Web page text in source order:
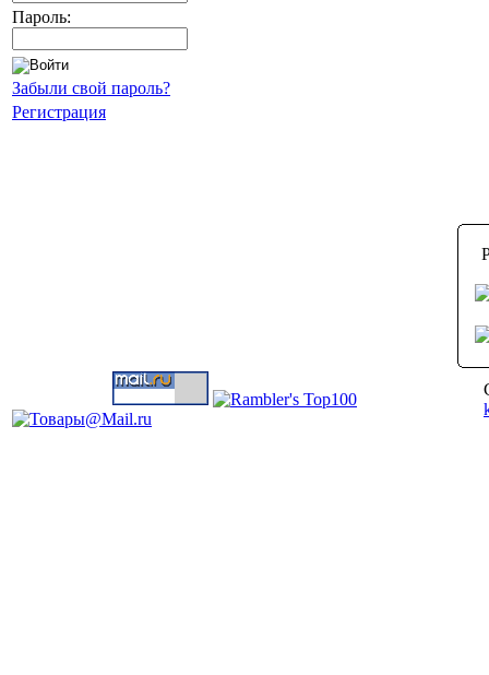
Пароль:
Забыли свой пароль?
Регистрация